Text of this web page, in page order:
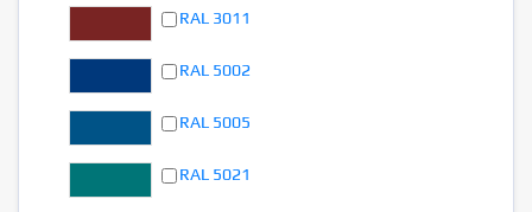
RAL 3011
RAL 5002
RAL 5005
RAL 5021